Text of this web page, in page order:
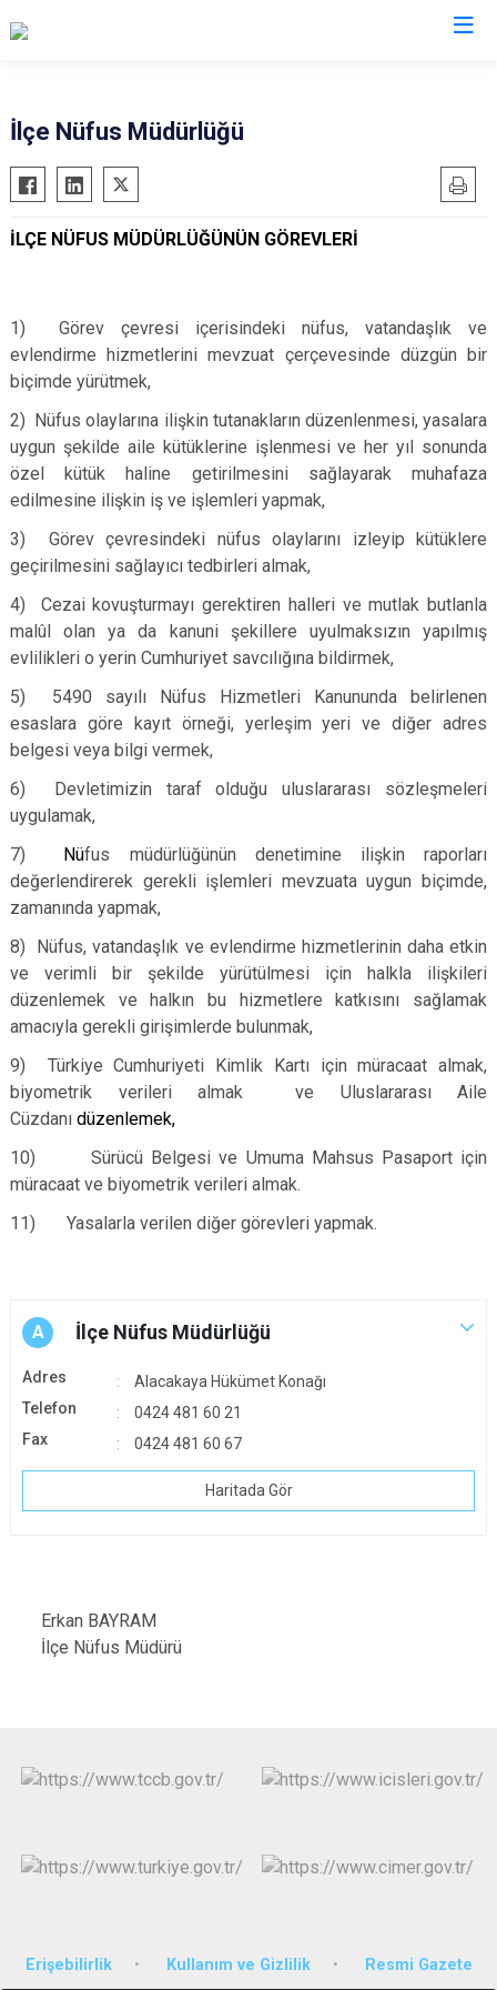
Ağın
Alacakaya
Arıcak
Maden
İlçe Nüfus Müdürlüğü
İLÇE NÜFUS MÜDÜRLÜĞÜNÜN GÖREVLERİ
1) Görev çevresi içerisindeki nüfus, vatandaşlık ve
evlendirme hizmetlerini mevzuat çerçevesinde düzgün bir
biçimde yürütmek,
2) Nüfus olaylarına ilişkin tutanakların düzenlenmesi, yasalara
uygun şekilde aile kütüklerine işlenmesi ve her yıl sonunda
özel kütük haline getirilmesini sağlayarak muhafaza
edilmesine ilişkin iş ve işlemleri yapmak,
3) Görev çevresindeki nüfus olaylarını izleyip kütüklere
geçirilmesini sağlayıcı tedbirleri almak,
4) Cezai kovuşturmayı gerektiren halleri ve mutlak butlanla
malûl olan ya da kanuni şekillere uyulmaksızın yapılmış
evlilikleri o yerin Cumhuriyet savcılığına bildirmek,
5) 5490 sayılı Nüfus Hizmetleri Kanununda belirlenen
esaslara göre kayıt örneği, yerleşim yeri ve diğer adres
belgesi veya bilgi vermek,
6) Devletimizin taraf olduğu uluslararası sözleşmeleri
uygulamak,
7) Nüfus müdürlüğünün denetimine ilişkin raporları
değerlendirerek gerekli işlemleri mevzuata uygun biçimde,
zamanında yapmak,
8) Nüfus, vatandaşlık ve evlendirme hizmetlerinin daha etkin
ve verimli bir şekilde yürütülmesi için halkla ilişkileri
düzenlemek ve halkın bu hizmetlere katkısını sağlamak
amacıyla gerekli girişimlerde bulunmak,
9) Türkiye Cumhuriyeti Kimlik Kartı için müracaat almak,
biyometrik verileri almak ve Uluslararası Aile
Cüzdanı düzenlemek,
10) Sürücü Belgesi ve Umuma Mahsus Pasaport için
müracaat ve biyometrik verileri almak.
11) Yasalarla verilen diğer görevleri yapmak.
A İlçe Nüfus Müdürlüğü
Adres
Alacakaya Hükümet Konağı
Telefon
0424 481 60 21
Fax
0424 481 60 67
Haritada Gör
Erkan BAYRAM
İlçe Nüfus Müdürü
Erişebilirlik Kullanım ve Gizlilik Resmi Gazete